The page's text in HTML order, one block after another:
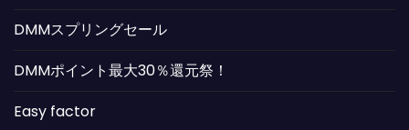
DMMスプリングセール
DMMポイント最大30％還元祭！
Easy factor